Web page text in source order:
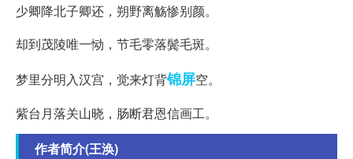
少卿降北子卿还，朔野离觞惨别颜。
却到茂陵唯一恸，节毛零落鬓毛斑。
梦里分明入汉宫，觉来灯背锦屏空。
紫台月落关山晓，肠断君恩信画工。
作者简介(王涣)